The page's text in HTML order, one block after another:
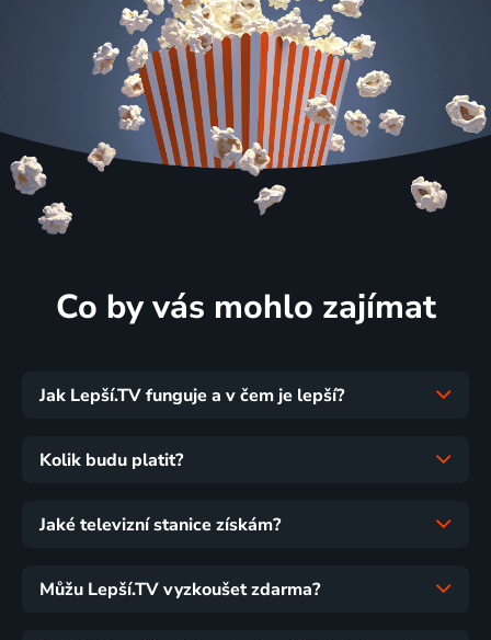
Co by vás mohlo zajímat
Jak Lepší.TV funguje a v čem je lepší?
Kolik budu platit?
Jaké televizní stanice získám?
Můžu Lepší.TV vyzkoušet zdarma?